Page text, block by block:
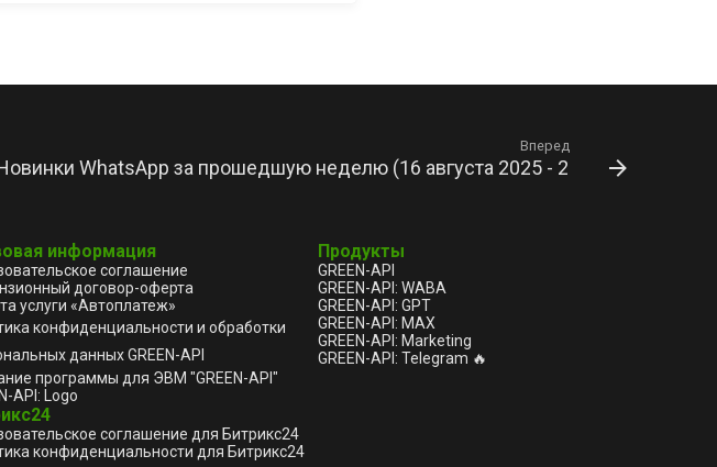
Вперед
WhatsApp за прошедшую неделю (16 августа 2025 - 22 августа 2025)
информация
соглашение
договор-оферта
услуги «Автоплатеж»
конфиденциальности и обработки
данных GREEN-API
программы для ЭВМ "GREEN-API"
API: Logo
соглашение для Битрикс24
конфиденциальности для Битрикс24
Продукты
GREEN-API
GREEN-API: WABA
GREEN-API: GPT
GREEN-API: MAX
GREEN-API: Marketing
GREEN-API: Telegram 🔥